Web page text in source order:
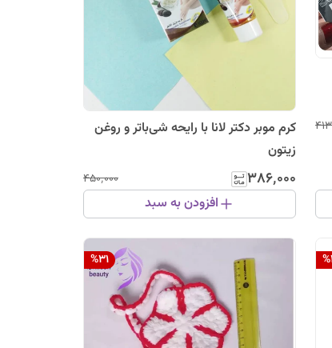
کرم موبر دکتر لانا با رایحه شی‌باتر و روغن
زیتون
۳۸۶٬۰۰۰ ۴۵۰٬۰۰۰
افزودن به سبد
%
%31